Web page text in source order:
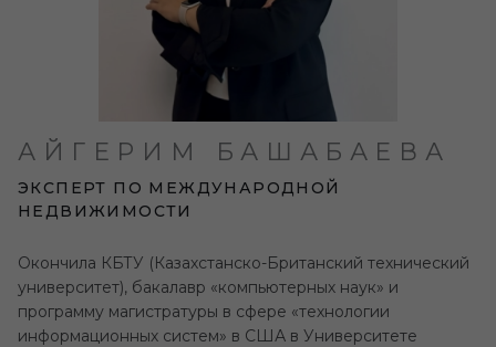
АЙГЕРИМ БАШАБАЕВА
ЭКСПЕРТ ПО МЕЖДУНАРОДНОЙ
НЕДВИЖИМОСТИ
Окончила КБТУ (Казахстанско-Британский технический
университет), бакалавр «компьютерных наук» и
программу магистратуры в сфере «технологии
информационных систем» в США в Университете